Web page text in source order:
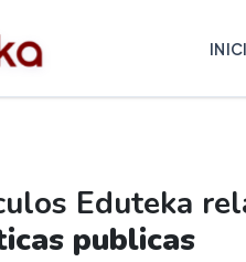
Eduteka
publicas